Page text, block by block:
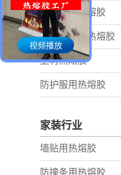
创口贴用热熔胶
医疗耗材用热熔胶
卫材热熔胶
防护服用热熔胶
家装行业
墙贴用热熔胶
防撞条用热熔胶
视频播放